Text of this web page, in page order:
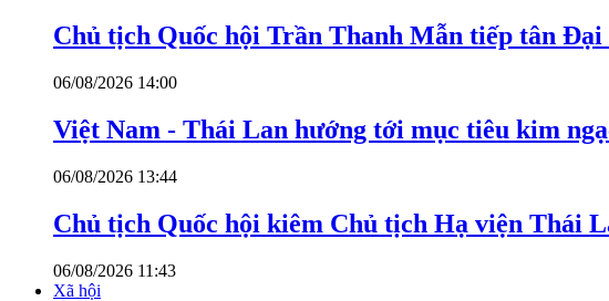
Chủ tịch Quốc hội Trần Thanh Mẫn tiếp tân
06/08/2026 14:00
Việt Nam - Thái Lan hướng tới mục tiêu kim
06/08/2026 13:44
Chủ tịch Quốc hội kiêm Chủ tịch Hạ viện Thái
06/08/2026 11:43
Xã hội